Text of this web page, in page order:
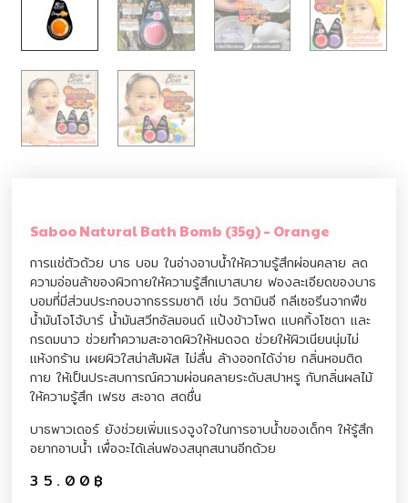
Saboo Natural Bath Bomb (35g) – Orange
การแช่ตัวด้วย บาธ บอม ในอ่างอาบน้ำให้ความรู้สึกผ่อนคลาย ลด
ความอ่อนล้าของผิวกายให้ความรู้สึกเบาสบาย ฟองละเอียดของบาธ
บอมที่มีส่วนประกอบจากธรรมชาติ เช่น วิตามินอี กลีเซอรีนจากพืช
น้ำมันโจโจ้บาร์ น้ำมันสวีทอัลมอนด์ แป้งข้าวโพด แบคกิ้งโซดา และ
กรดมนาว ช่วยทำความสะอาดผิวให้หมดจด ช่วยให้ผิวเนียนนุ่มไม่
แห้งกร้าน เผยผิวใสน่าสัมผัส ไม่ลื่น ล้างออกได้ง่าย กลิ่นหอมติด
กาย ให้เป็นประสบการณ์ความผ่อนคลายระดับสปาหรู กับกลิ่นผลไม้
ให้ความรู้สึก เฟรช สะอาด สดชื่น
บาธพาวเดอร์ ยังช่วยเพิ่มแรงจูงใจในการอาบน้ำของเด็กๆ ให้รู้สึก
อยากอาบน้ำ เพื่อจะได้เล่นฟองสนุกสนานอีกด้วย
35.00 ฿